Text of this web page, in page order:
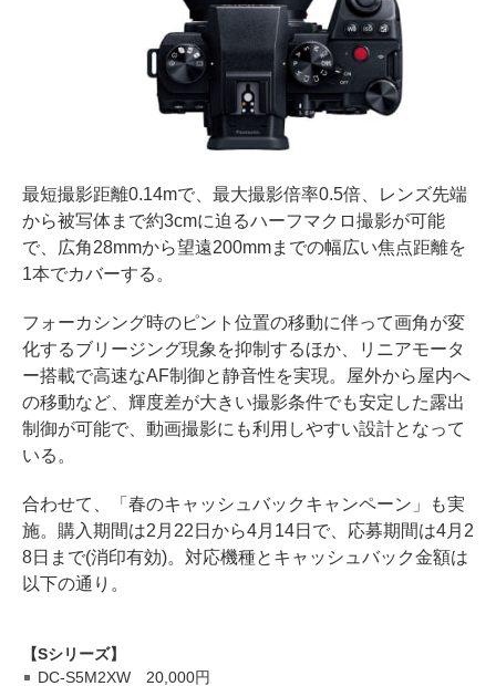
最短撮影距離0.14mで、最大撮影倍率0.5倍、レンズ先端
から被写体まで約3cmに迫るハーフマクロ撮影が可能
で、広角28mmから望遠200mmまでの幅広い焦点距離を
1本でカバーする。
フォーカシング時のピント位置の移動に伴って画角が変
化するブリージング現象を抑制するほか、リニアモータ
ー搭載で高速なAF制御と静音性を実現。屋外から屋内へ
の移動など、輝度差が大きい撮影条件でも安定した露出
制御が可能で、動画撮影にも利用しやすい設計となって
いる。
合わせて、「春のキャッシュバックキャンペーン」も実
施。購入期間は2月22日から4月14日で、応募期間は4月2
8日まで(消印有効)。対応機種とキャッシュバック金額は
以下の通り。
【Sシリーズ】
DC-S5M2XW 20,000円